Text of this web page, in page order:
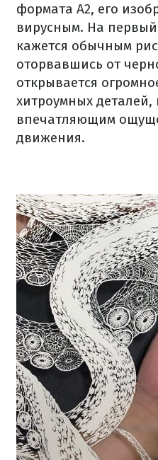
формата А2, его
вирусным. На первый
кажется обычным
оторвавшись от
открывается
хитроумных
впечатляющим
движения.